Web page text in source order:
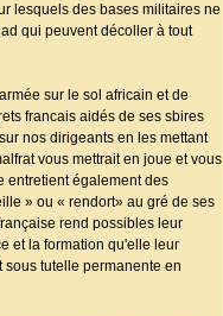
lesquels des bases militaires ne
qui peuvent décoller à tout
sur le sol africain et de
francais aidés de ses sbires
nos dirigeants en les mettant
vous mettrait en joue et vous
entretient également des
» ou « rendort» au gré de ses
rend possibles leur
et la formation qu'elle leur
tutelle permanente en